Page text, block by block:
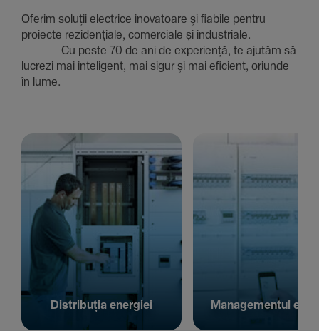
Oferim soluții electrice inova­toare și fiabile pentru
proiecte rezi­den­țiale, comer­ciale și indus­triale.
Cu peste 70 de ani de expe­riență, te ajutăm să
lucrezi mai inte­li­gent, mai sigur și mai eficient, oriunde
în lume.
Distribuția energiei Managementul